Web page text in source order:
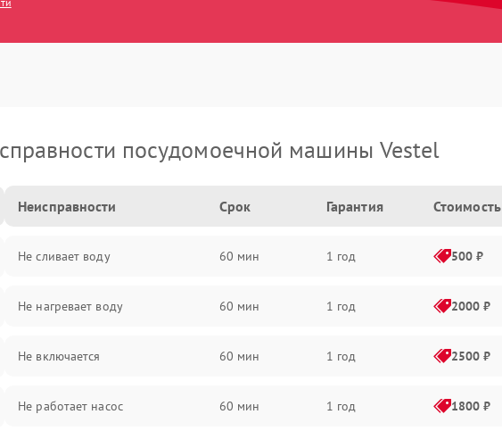
посудомоечной машины Vestel
Неисправности Срок Гарантия Стоимость
Не сливает воду 60 мин 1 год 500 ₽
Не нагревает воду 60 мин 1 год 2000 ₽
Не включается 60 мин 1 год 2500 ₽
Не работает насос 60 мин 1 год 1800 ₽